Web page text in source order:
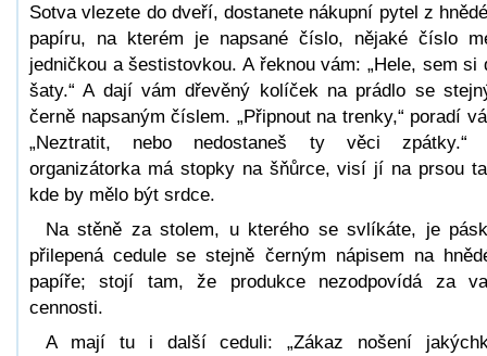
Sotva vlezete do dveří, dostanete nákupní pytel z
papíru, na kterém je napsané číslo, nějaké číslo
jedničkou a šestistovkou. A řeknou vám: „Hele, sem si
šaty.“ A dají vám dřevěný kolíček na prádlo se
černě napsaným číslem. „Připnout na trenky,“ poradí
„Neztratit, nebo nedostaneš ty věci zpátky.“
organizátorka má stopky na šňůrce, visí jí na prsou
kde by mělo být srdce.
Na stěně za stolem, u kterého se svlíkáte, je
přilepená cedule se stejně černým nápisem na
papíře; stojí tam, že produkce nezodpovídá za
cennosti.
A mají tu i další ceduli: „Zákaz nošení